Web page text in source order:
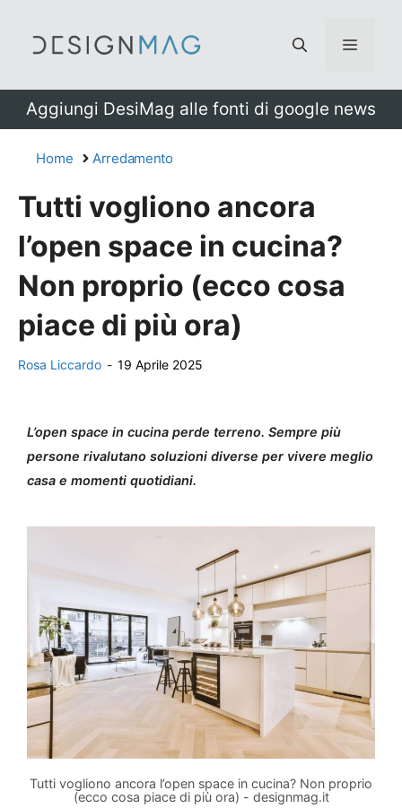
Menu
Aggiungi DesiMag alle fonti di google news
Home Arredamento
Tutti vogliono ancora
l’open space in cucina?
Non proprio (ecco cosa
piace di più ora)
Rosa Liccardo - 19 Aprile 2025
L’open space in cucina perde terreno. Sempre più
persone rivalutano soluzioni diverse per vivere meglio
casa e momenti quotidiani.
Tutti vogliono ancora l’open space in cucina? Non proprio
(ecco cosa piace di più ora) - designmag.it